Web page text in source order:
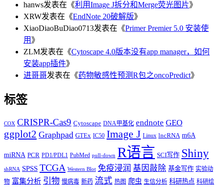
hanws发表在《利用Image J拆分和Merge荧光图片》
XRW发表在《EndNote 20破解版》
XiaoDiaoBuDiao0713发表在《Primer Premier 5.0 安装使
用 》
ZLM发表在《Cytoscape 4.0版本没有app manager，如何
安装app插件》
进哥哥发表在《药物敏感性预测R包之oncoPredict》
标签
COX CRISPR-Cas9 Cytoscape DNA甲基化 endnote GEO
ggplot2 Graphpad GTEx IC50 Image J Linux lncRNA m6A
miRNA PCR PD1/PDL1 PubMed pull-down R语言 SCI写作 Shiny
shRNA SPSS TCGA Western Blot 免疫浸润 基因敲除 基金写作 实验动
物 富集分析 引物 慢病毒 新药 流式 热图 爬虫 生信分析 科研热点 科研绘